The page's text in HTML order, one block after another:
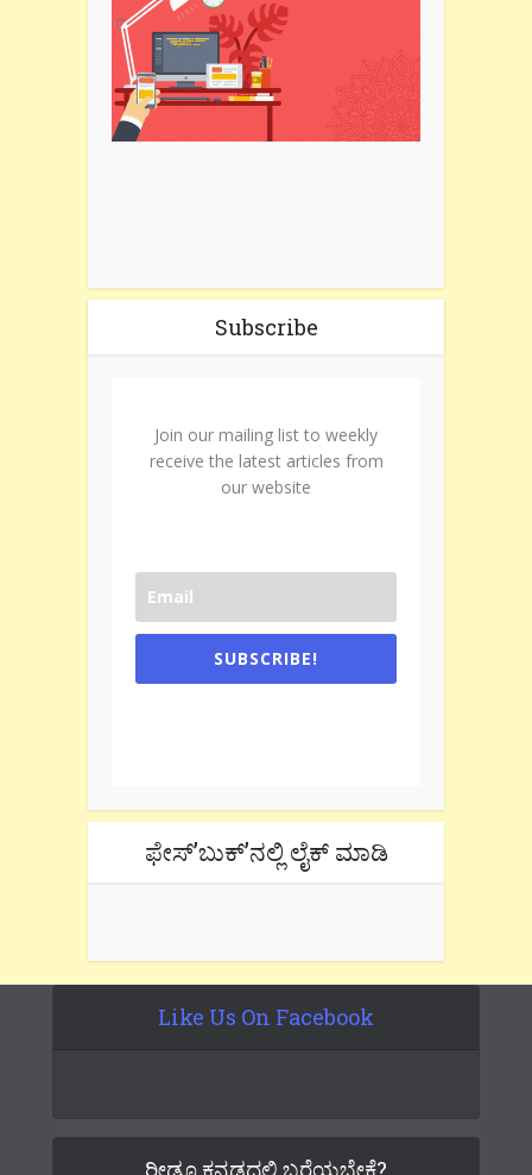
Subscribe
Join our mailing list to weekly
receive the latest articles from
our website
SUBSCRIBE!
ಫೇಸ್’ಬುಕ್’ನಲ್ಲಿ ಲೈಕ್ ಮಾಡಿ
Like Us On Facebook
ರೀಡೂ ಕನ್ನಡದಲ್ಲಿ ಬರೆಯಬೇಕೆ?